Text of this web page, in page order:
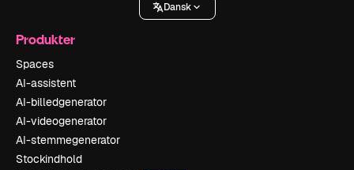
Dansk
Produkter
Spaces
AI-assistent
AI-billedgenerator
AI-videogenerator
AI-stemmegenerator
Stockindhold